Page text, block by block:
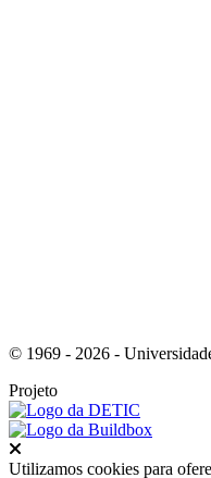
© 1969 - 2026 -
Projeto
Utilizamos cookies para